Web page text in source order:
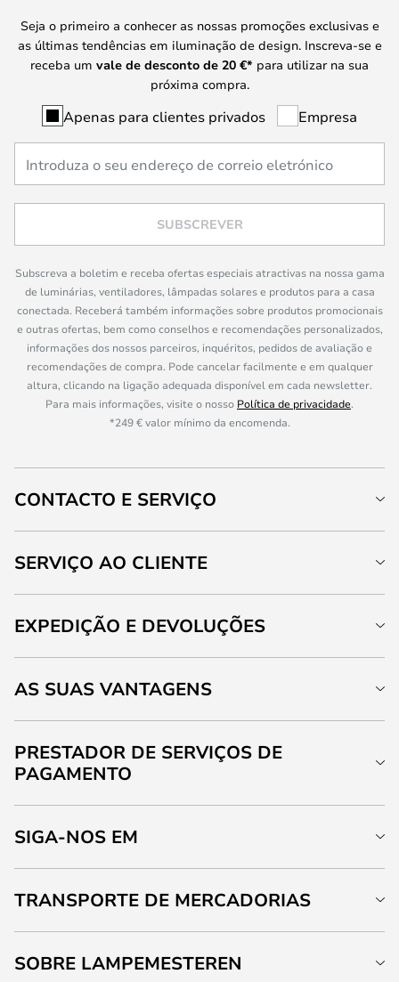
Seja o primeiro a conhecer as nossas promoções exclusivas e
as últimas tendências em iluminação de design. Inscreva-se e
receba um vale de desconto de 20 €* para utilizar na sua
próxima compra.
Apenas para clientes privados Empresa
SUBSCREVER
Subscreva a boletim e receba ofertas especiais atractivas na nossa gama
de luminárias, ventiladores, lâmpadas solares e produtos para a casa
conectada. Receberá também informações sobre produtos promocionais
e outras ofertas, bem como conselhos e recomendações personalizados,
informações dos nossos parceiros, inquéritos, pedidos de avaliação e
recomendações de compra. Pode cancelar facilmente e em qualquer
altura, clicando na ligação adequada disponível em cada newsletter.
Para mais informações, visite o nosso Política de privacidade.
*249 € valor mínimo da encomenda.
CONTACTO E SERVIÇO
SERVIÇO AO CLIENTE
EXPEDIÇÃO E DEVOLUÇÕES
AS SUAS VANTAGENS
PRESTADOR DE SERVIÇOS DE
PAGAMENTO
SIGA-NOS EM
TRANSPORTE DE MERCADORIAS
SOBRE LAMPEMESTEREN